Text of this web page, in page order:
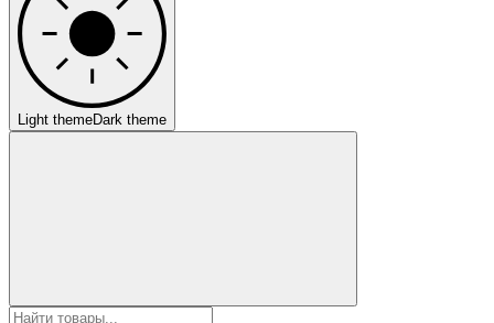
Light themeDark theme